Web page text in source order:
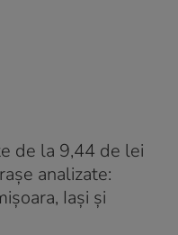
de la 9,44 de lei
analizate:
Iași și